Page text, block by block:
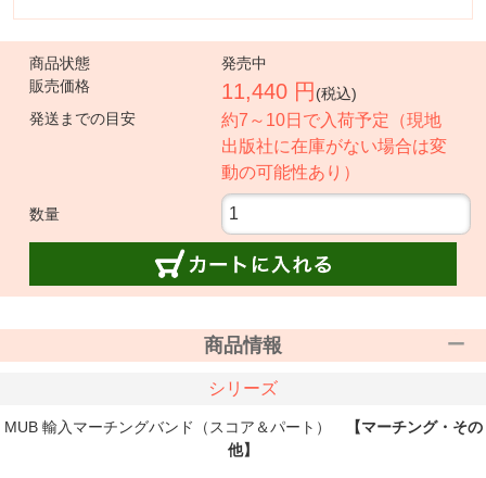
商品状態
発売中
販売価格
11,440 円 (税込)
発送までの目安
約7～10日で入荷予定（現地
出版社に在庫がない場合は変
動の可能性あり）
数量
商品情報
シリーズ
MUB 輸入マーチングバンド（スコア＆パート）
【マーチング・その
他】